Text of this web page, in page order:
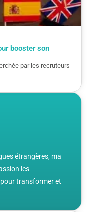
étrangères, ma
les
transformer et
booster son
par les recruteurs